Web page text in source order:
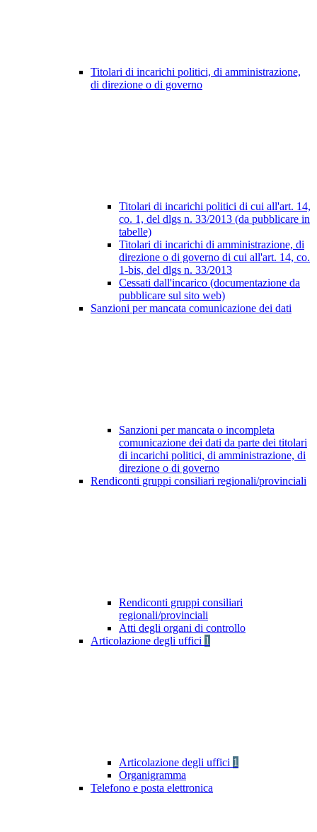
Titolari di incarichi politici, di amministrazione,
di direzione o di governo
Titolari di incarichi politici di cui all'art. 14,
co. 1, del dlgs n. 33/2013 (da pubblicare in
tabelle)
Titolari di incarichi di amministrazione, di
direzione o di governo di cui all'art. 14, co.
1-bis, del dlgs n. 33/2013
Cessati dall'incarico (documentazione da
pubblicare sul sito web)
Sanzioni per mancata comunicazione dei dati
Sanzioni per mancata o incompleta
comunicazione dei dati da parte dei titolari
di incarichi politici, di amministrazione, di
direzione o di governo
Rendiconti gruppi consiliari regionali/provinciali
Rendiconti gruppi consiliari
regionali/provinciali
Atti degli organi di controllo
Articolazione degli uffici 1
Articolazione degli uffici 1
Organigramma
Telefono e posta elettronica